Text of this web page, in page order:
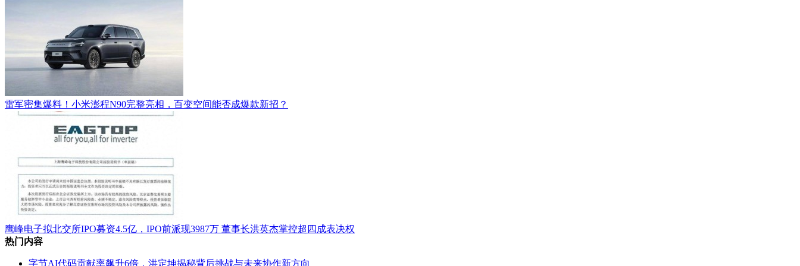
雷军密集爆料！小米澎程N90完整亮相，百变空间能否成爆款新招？
鹰峰电子拟北交所IPO募资4.5亿，IPO前派现3987万 董事长洪英杰掌控超四成表决权
热门内容
字节AI代码贡献率飙升6倍，洪定坤揭秘背后挑战与未来协作新方向